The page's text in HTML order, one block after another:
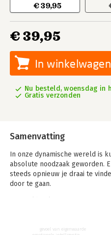
€ 39,95
€ 39,95
In winkelwagen
Nu besteld, woensdag in
Gratis verzonden
Samenvatting
In onze dynamische wereld is
absolute noodzaak geworden.
steeds opnieuw je draai te
door te gaan.
empathie. Aan de hand van
gevoel van eigenwaarde